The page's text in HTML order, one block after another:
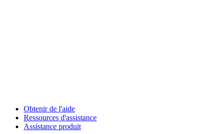
Obtenir de l'aide
Ressources d'assistance
Assistance produit